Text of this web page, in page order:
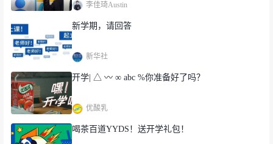
思考与应对。我更多地把综评当成
回顾与展示。我的高考成绩是614分，
注意保持自己节奏，不被考试和紧张氛围影响心态，常常
向老师请教。
小时候，我曾在作文比赛中获奖，颁奖典礼在复旦大学举
行，当时我在复旦就感受到深厚的人文气息，小小的种子
李佳琦Austin
新学期，请回答
新华社
开学| △ 〰 ∞ abc %你准备好了吗？
优酸乳
喝茶百道YYDS！送开学礼包！